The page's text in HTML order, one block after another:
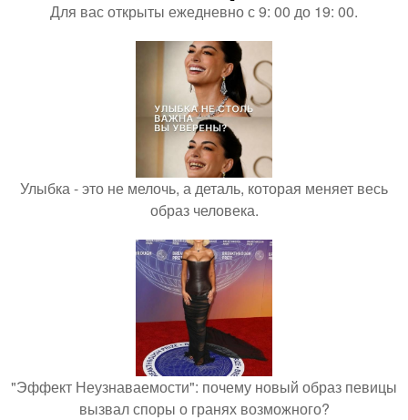
Для вас открыты ежедневно с 9: 00 до 19: 00.
Улыбка - это не мелочь, а деталь, которая меняет весь
образ человека.
"Эффект Неузнаваемости": почему новый образ певицы
вызвал споры о гранях возможного?